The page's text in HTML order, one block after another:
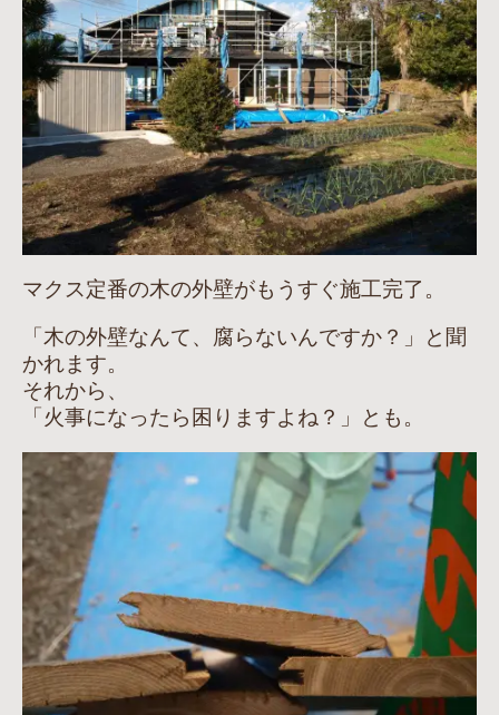
マクス定番の木の外壁がもうすぐ施工完了。
「木の外壁なんて、腐らないんですか？」と聞
かれます。
それから、
「火事になったら困りますよね？」とも。